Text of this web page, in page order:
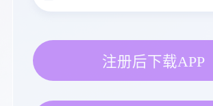
注册后下载APP